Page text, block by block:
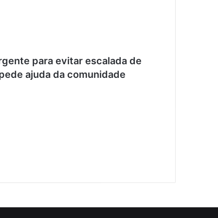
para evitar escalada de
ajuda da comunidade